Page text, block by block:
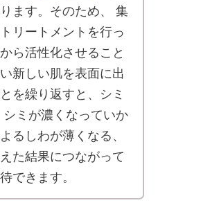
ます。そのため、 集
リートメントを行っ
ら活性化させること
新しい肌を表面に出
を繰り返すと、シミ
ミが濃くなっていか
るしわが薄くなる、
た結果につながって
できます。